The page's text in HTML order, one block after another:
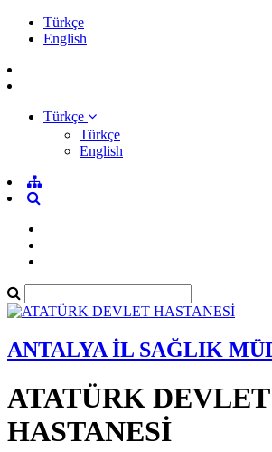
Türkçe
English
Türkçe
Türkçe
English
ANTALYA İL SAĞLIK
ATATÜRK DEVLET
HASTANESİ